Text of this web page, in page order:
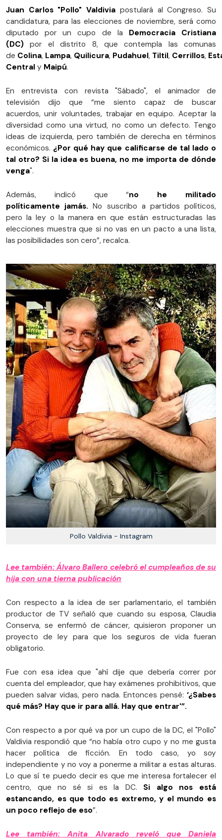
Juan Carlos "Pollo" Valdivia postulará al Congreso. Su
candidatura, para las elecciones de noviembre, será como
diputado por un cupo de la Democracia Cristiana
(DC) por el distrito 8, que contempla las comunas
de Colina, Lampa, Quilicura, Pudahuel, Tiltil, Cerrillos,
Central y Maipú.
En entrevista con revista "Sábado", el animador de
televisión dijo que “me siento capaz de buscar
acuerdos, unir voluntades, trabajar en equipo. Aceptar la
diversidad como una virtud, no como un defecto. Tengo
ideas de izquierda, pero también de derecha en términos
económicos. ¿Por qué hay que calificarse de tal lado o
tal otro? Si la idea es buena, no me importa de dónde
venga".
Además, indicó que “no he militado
políticamente jamás. No suscribo a partidos políticos,
pero la ley o la manera en que están estructuradas las
elecciones muestra que si no vas en un pacto a una lista,
las posibilidades son cero”, recalca.
Pollo Valdivia - Instagram
Lee también: Álvaro Ballero celebró el cumpleaños de su
hija con una tierna publicación
Con respecto a la idea de ser parlamentario, el también
productor de TV señaló que cuando su esposa, Claudia
Conserva, se enfermó de cáncer, quisieron proponer un
proyecto de ley para que los seguros de vida fueran
obligatorio.
Fue con esa idea que "ahí dije que debería correr por
cuenta del empleador, que hay exámenes prohibitivos, que
pueden salvar vidas, pero nada. Entonces pensé: ‘¿Sabes
qué más? Hay que ir para allá. Hay que entrar'”.
Con respecto a por qué va por un cupo de la DC, el "Pollo"
Valdivia respondió que “no había otro cupo y no me gusta
hacer política de ficción. En todo caso, yo soy
independiente y no voy a ponerme a militar a estas alturas.
Lo que sí te puedo decir es que me interesa fortalecer el
centro, que no sé si es la DC. Si algo nos está
estancando, es que todo es extremo, y el mundo es
un poco reflejo de eso”.
Lee también: Anita Alvarado reveló que Daniela